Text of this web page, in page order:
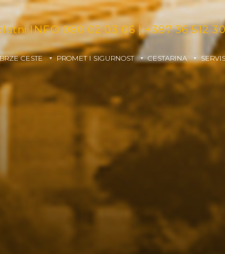
INFO080 02 03 06|+387 36 512
CESTE PROMET I SIGURNOST CESTARINA